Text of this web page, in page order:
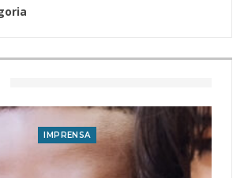
IMPRENSA